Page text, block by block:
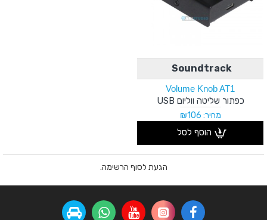
Soundtrack
Volume Knob AT1
כפתור שליטה ווליום USB
מחיר: ₪106
הוסף לסל
הגעת לסוף הרשימה.